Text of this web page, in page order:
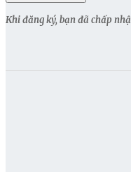
Khi đăng ký, bạn đã chấp